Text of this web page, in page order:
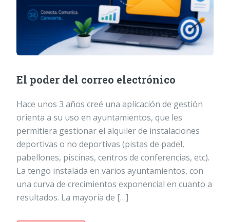
El poder del correo electrónico
Hace unos 3 años creé una aplicación de gestión
orienta a su uso en ayuntamientos, que les
permitiera gestionar el alquiler de instalaciones
deportivas o no deportivas (pistas de padel,
pabellones, piscinas, centros de conferencias, etc).
La tengo instalada en varios ayuntamientos, con
una curva de crecimientos exponencial en cuanto a
resultados. La mayoría de […]